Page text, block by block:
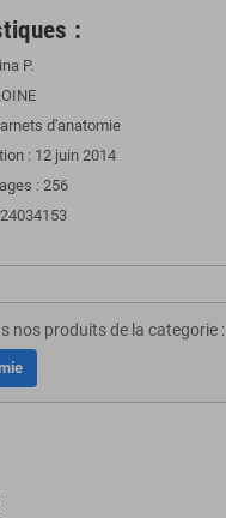
:
P.
d'anatomie
: 12 juin 2014
: 256
nos produits de la categorie :